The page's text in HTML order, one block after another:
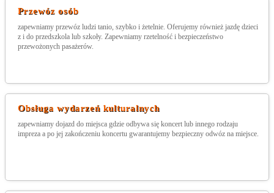
Przewóz osób
zapewniamy przewóz ludzi tanio, szybko i żetelnie. Oferujemy również jazdę dzieci
z i do przedszkola lub szkoły. Zapewniamy rzetelność i bezpieczeństwo
przewożonych pasażerów.
Obsługa wydarzeń kulturalnych
zapewniamy dojazd do miejsca gdzie odbywa się koncert lub innego rodzaju
impreza a po jej zakończeniu koncertu gwarantujemy bezpieczny odwóz na miejsce.